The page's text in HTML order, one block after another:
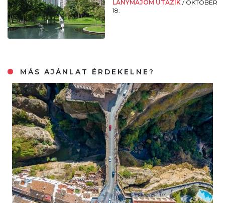
LÁNYMAJOM UTAZIK / OKTÓBER
18.
MÁS AJÁNLAT ÉRDEKELNE?